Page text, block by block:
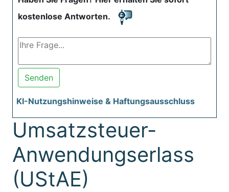
kostenlose Antworten.
Senden
KI-Nutzungshinweise & Haftungsausschluss
Umsatzsteuer-
Anwendungserlass
(UStAE)